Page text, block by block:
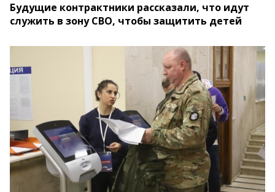
Будущие контрактники рассказали, что идут
служить в зону СВО, чтобы защитить детей